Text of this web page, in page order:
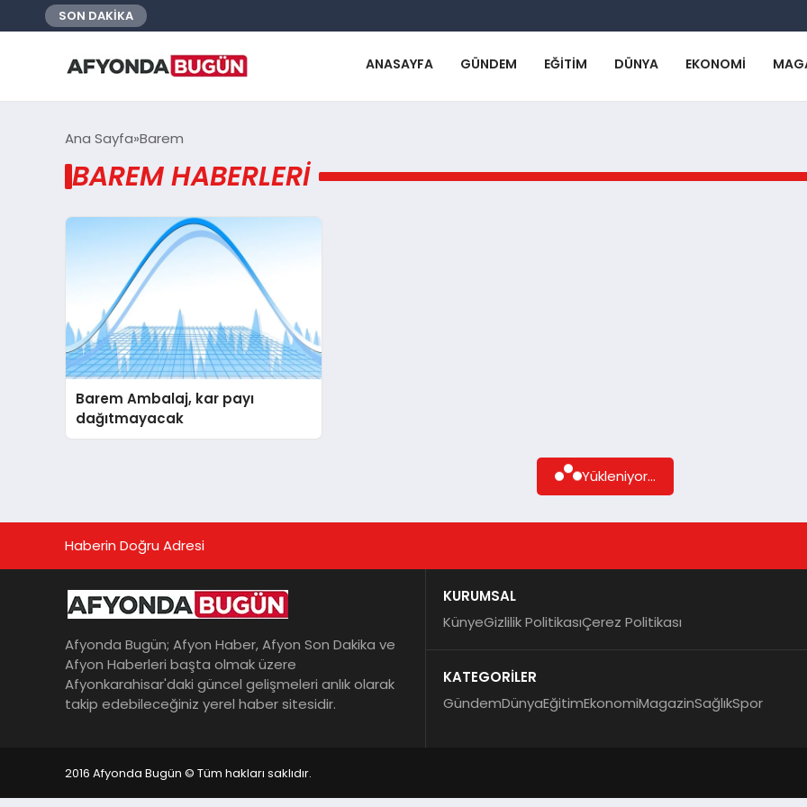
SON DAKİKA
ANASAYFA GÜNDEM EĞITIM DÜNYA EKONOMI
Ana Sayfa Barem
BAREM HABERLERI
Barem Ambalaj, kar payı
dağıtmayacak
Yükleniyor...
Haberin Doğru Adresi
Afyonda Bugün; Afyon Haber, Afyon Son Dakika ve
Afyon Haberleri başta olmak üzere
Afyonkarahisar'daki güncel gelişmeleri anlık olarak
takip edebileceğiniz yerel haber sitesidir.
KURUMSAL
KünyeGizlilik PolitikasıÇerez Politikası
KATEGORİLER
GündemDünyaEğitimEkonomiMagazinSağlıkSpor
2016 Afyonda Bugün © Tüm hakları saklıdır.